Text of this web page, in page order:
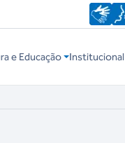
e Educação Institucional